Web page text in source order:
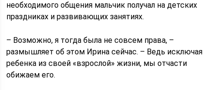
необходимого общения мальчик получал на детских
праздниках и развивающих занятиях.
– Возможно, я тогда была не совсем права, –
размышляет об этом Ирина сейчас. – Ведь исключая
ребенка из своей «взрослой» жизни, мы отчасти
обижаем его.